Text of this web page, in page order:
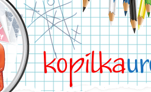
kopilka